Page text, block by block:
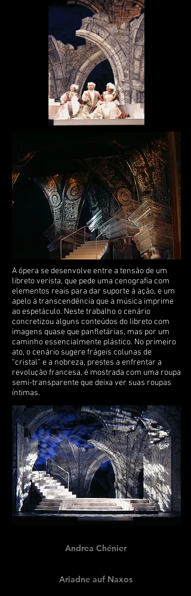
Andrea Chénier
Ariadne auf Naxos
A ópera se desenvolve entre a tensão de um
libreto verista, que pede uma cenografia com
elementos reais para dar suporte à ação, e um
apelo à transcendência que a música imprime
ao espetáculo. Neste trabalho o cenário
concretizou alguns conteúdos do libreto com
imagens quase que panfletárias, mas por um
caminho essencialmente plástico. No primeiro
ato, o cenário sugere frágeis colunas de
“cristal” e a nobreza, prestes a enfrentar a
revolução francesa, é mostrada com uma roupa
semi-transparente que deixa ver suas roupas
íntimas.